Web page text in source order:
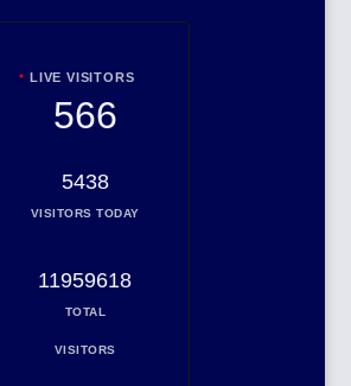
LIVE VISITORS
566
5438
VISITORS TODAY
11959618
TOTAL
VISITORS